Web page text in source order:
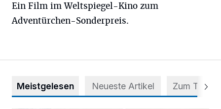
Ein Film im Weltspiegel-Kino zum
Adventürchen-Sonderpreis.
Meistgelesen Neueste Artikel Zum Thema